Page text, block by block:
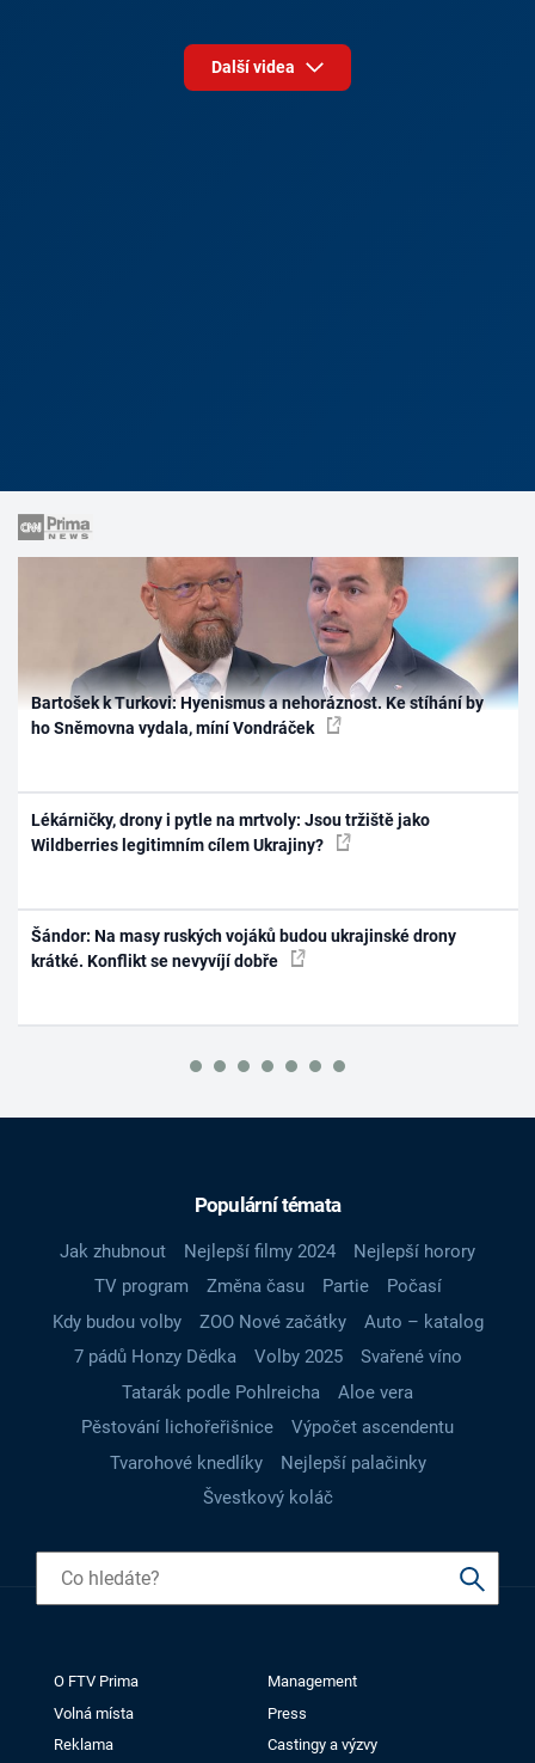
Další videa
Bartošek k Turkovi: Hyenismus a nehoráznost. Ke stíhání by
ho Sněmovna vydala, míní Vondráček
Lékárničky, drony i pytle na mrtvoly: Jsou tržiště jako
Wildberries legitimním cílem Ukrajiny?
Šándor: Na masy ruských vojáků budou ukrajinské drony
krátké. Konflikt se nevyvíjí dobře
Populární témata
Jak zhubnout Nejlepší filmy 2024
Nejlepší horory
TV program
Změna času Partie
Počasí
Kdy budou volby
ZOO Nové začátky
Auto – katalog
7 pádů Honzy Dědka
Volby 2025
Svařené víno
Tatarák podle Pohlreicha
Aloe vera
Pěstování lichořeřišnice
Výpočet ascendentu
Tvarohové knedlíky
Nejlepší palačinky
Švestkový koláč
O FTV Prima
Management
Volná místa
Press
Reklama
Castingy a výzvy